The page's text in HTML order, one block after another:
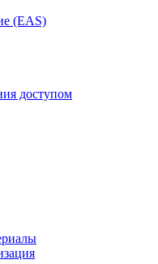
(EAS)
доступом